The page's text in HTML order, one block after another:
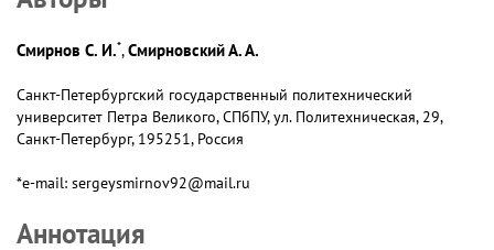
Смирнов С. И.*,Смирновский А. А.
Санкт-Петербургский государственный политехнический
университет Петра Великого, СПбПУ, ул. Политехническая, 29,
Санкт-Петербург, 195251, Россия
*e-mail: sergeysmirnov92@mail.ru
Аннотация